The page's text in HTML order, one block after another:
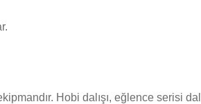
Hobi dalışı, eğlence serisi